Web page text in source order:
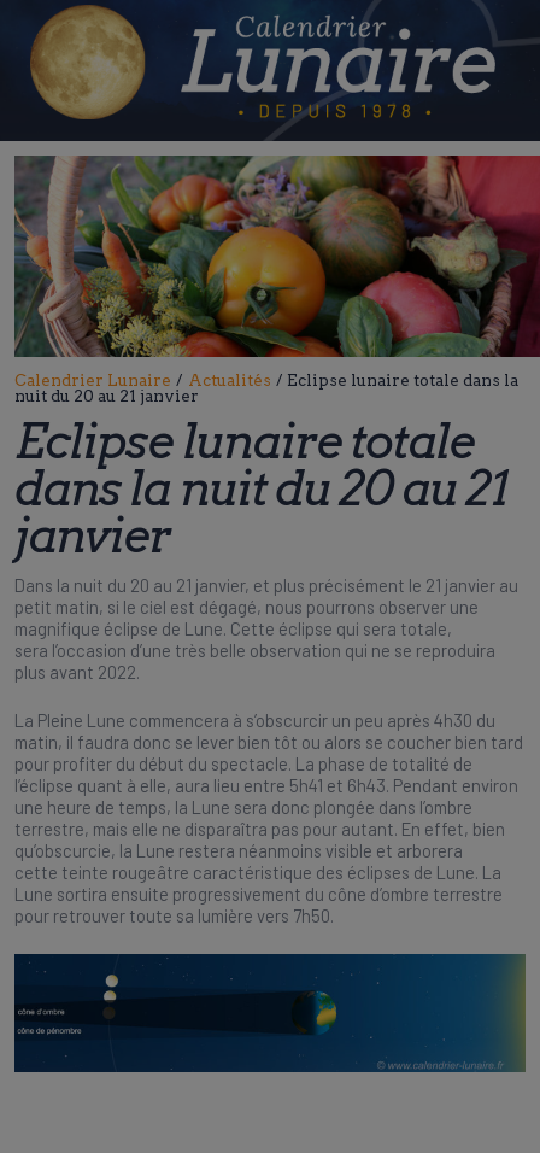
content
Calendrier Lunaire / Actualités / Eclipse lunaire totale dans la
nuit du 20 au 21 janvier
Eclipse lunaire totale
dans la nuit du 20 au 21
janvier
Dans la nuit du 20 au 21 janvier, et plus précisément le 21 janvier au
petit matin, si le ciel est dégagé, nous pourrons observer une
magnifique éclipse de Lune. Cette éclipse qui sera totale,
sera l’occasion d’une très belle observation qui ne se reproduira
plus avant 2022.
La Pleine Lune commencera à s’obscurcir un peu après 4h30 du
matin, il faudra donc se lever bien tôt ou alors se coucher bien tard
pour profiter du début du spectacle. La phase de totalité de
l’éclipse quant à elle, aura lieu entre 5h41 et 6h43. Pendant environ
une heure de temps, la Lune sera donc plongée dans l’ombre
terrestre, mais elle ne disparaîtra pas pour autant. En effet, bien
qu’obscurcie, la Lune restera néanmoins visible et arborera
cette teinte rougeâtre caractéristique des éclipses de Lune. La
Lune sortira ensuite progressivement du cône d’ombre terrestre
pour retrouver toute sa lumière vers 7h50.